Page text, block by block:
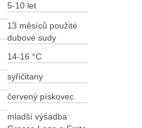
5-10 let
13 měsíců použité
dubové sudy
14-16 °C
syřičitany
červený pískovec
mladší výsadba